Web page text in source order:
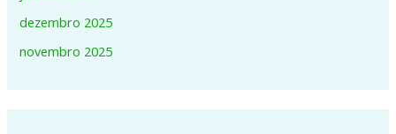
dezembro 2025
novembro 2025